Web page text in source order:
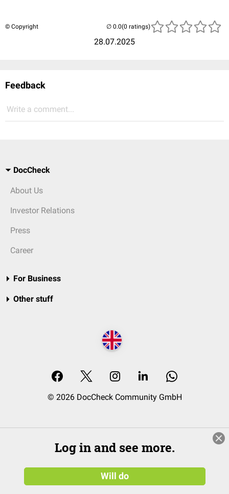
© Copyright
28.07.2025
(0 ratings)
Feedback
Write a comment...
DocCheck
About Us
Investor Relations
Press
Career
For Business
Other stuff
© 2026 DocCheck Community GmbH
Log in and see more.
Will do